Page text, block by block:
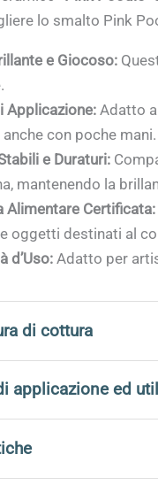
lo smalto Pink
e Giocoso:
Applicazione: Adatto
con poche mani.
e Duraturi:
mantenendo la
Alimentare Certificata:
oggetti destinati al
d’Uso:Adatto per
di cottura
risultati ottimali è
di temperatura
il forno e di
applicazione ed
i tipi di decorazione